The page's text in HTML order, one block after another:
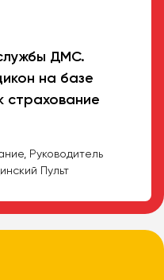
ДМС.
на базе
страхование
Руководитель
Пульт